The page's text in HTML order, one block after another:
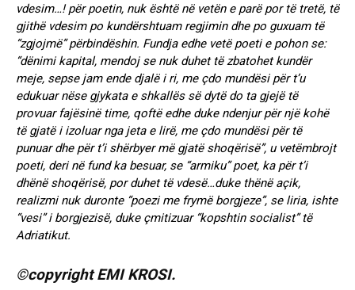
vdesim…! për poetin, nuk është në vetën e parë por të tretë, të
gjithë vdesim po kundërshtuam regjimin dhe po guxuam të
“zgjojmë” përbindëshin. Fundja edhe vetë poeti e pohon se:
“dënimi kapital, mendoj se nuk duhet të zbatohet kundër
meje, sepse jam ende djalë i ri, me çdo mundësi për t’u
edukuar nëse gjykata e shkallës së dytë do ta gjejë të
provuar fajësinë time, qoftë edhe duke ndenjur për një kohë
të gjatë i izoluar nga jeta e lirë, me çdo mundësi për të
punuar dhe për t’i shërbyer më gjatë shoqërisë”, u vetëmbrojt
poeti, deri në fund ka besuar, se “armiku” poet, ka për t’i
dhënë shoqërisë, por duhet të vdesë…duke thënë açik,
realizmi nuk duronte “poezi me frymë borgjeze”, se liria, ishte
“vesi” i borgjezisë, duke çmitizuar “kopshtin socialist” të
Adriatikut.
©copyright EMI KROSI.